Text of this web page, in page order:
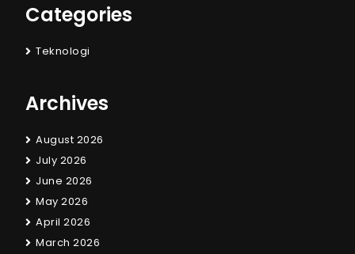
Categories
Teknologi
Archives
August 2026
July 2026
June 2026
May 2026
April 2026
March 2026